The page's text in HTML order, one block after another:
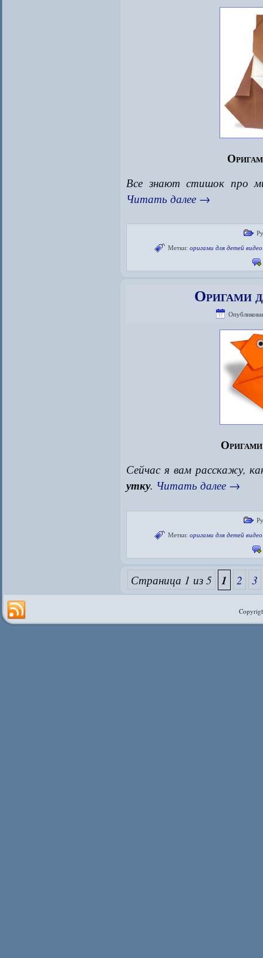
Все знают стишок про
Читать далее →
Метки: оригами для детей видео
Оригами
Сейчас я вам расскажу,
утку. Читать далее →
Метки: оригами для детей видео
Страница 1 из 5 1 2 3